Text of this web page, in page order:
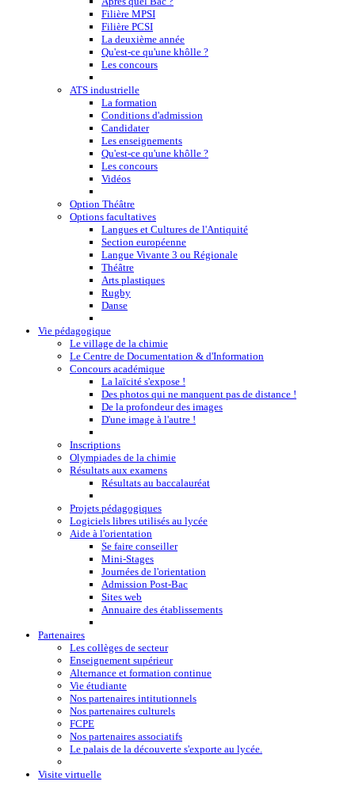
Filière MPSI
Filière PCSI
La deuxième année
Qu'est-ce qu'une khôlle ?
Les concours
ATS industrielle
La formation
Conditions d'admission
Candidater
Les enseignements
Qu'est-ce qu'une khôlle ?
Les concours
Vidéos
Option Théâtre
Options facultatives
Langues et Cultures de l'Antiquité
Section européenne
Langue Vivante 3 ou Régionale
Théâtre
Arts plastiques
Rugby
Danse
Vie pédagogique
Le village de la chimie
Le Centre de Documentation & d'Information
Concours académique
La laïcité s'expose !
Des photos qui ne manquent pas de distance !
De la profondeur des images
D'une image à l'autre !
Inscriptions
Olympiades de la chimie
Résultats aux examens
Résultats au baccalauréat
Projets pédagogiques
Logiciels libres utilisés au lycée
Aide à l'orientation
Se faire conseiller
Mini-Stages
Journées de l'orientation
Admission Post-Bac
Sites web
Annuaire des établissements
Partenaires
Les collèges de secteur
Enseignement supérieur
Alternance et formation continue
Vie étudiante
Nos partenaires intitutionnels
Nos partenaires culturels
FCPE
Nos partenaires associatifs
Le palais de la découverte s'exporte au lycée.
Visite virtuelle